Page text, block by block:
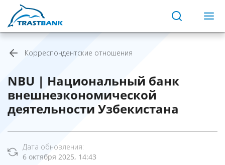
Корреспондентские отношения
NBU | Национальный банк
внешнеэкономической
деятельности Узбекистана
Дата обновления:
6 октября 2025, 14:43